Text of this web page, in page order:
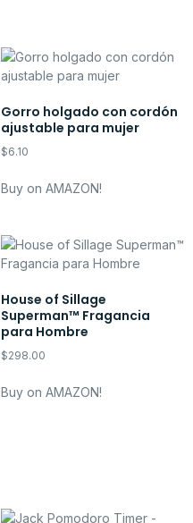
Gorro holgado con cordón
ajustable para mujer
$6.10
Buy on AMAZON!
House of Sillage
Superman™ Fragancia
para Hombre
$298.00
Buy on AMAZON!